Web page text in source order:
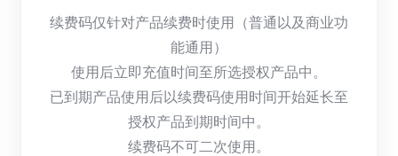
续费码仅针对产品续费时使用（普通以及商业功
能通用）
使用后立即充值时间至所选授权产品中。
已到期产品使用后以续费码使用时间开始延长至
授权产品到期时间中。
续费码不可二次使用。